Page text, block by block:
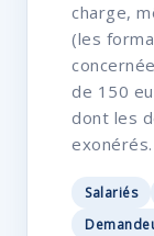
charge,
(les
de 150
dont les
exonérés.
Salariés